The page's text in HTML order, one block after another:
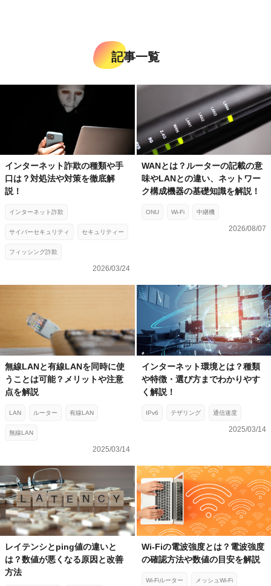
記事一覧
インターネット詐欺の種類や手
口は？対処法や対策を徹底解
説！
インターネット詐欺
サイバーセキュリティ セキュリティー
フィッシング詐欺
2026/03/24
WANとは？ルーターの記載の意
味やLANとの違い、ネットワー
ク構成機器の基礎知識を解説！
ONU Wi-Fi 中継機
2026/08/07
無線LANと有線LANを同時に使
うことは可能？メリットや注意
点を解説
LAN ルーター 有線LAN
無線LAN
2025/03/14
インターネット環境とは？種類
や特徴・選び方までわかりやす
く解説！
IPv6 テザリング 通信速度
2025/03/14
レイテンシとping値の違いと
は？数値が悪くなる原因と改善
方法
Wi-Fiの電波強度とは？電波強度
の確認方法や数値の目安を解説
Wi-Fiルーター メッシュWi-Fi